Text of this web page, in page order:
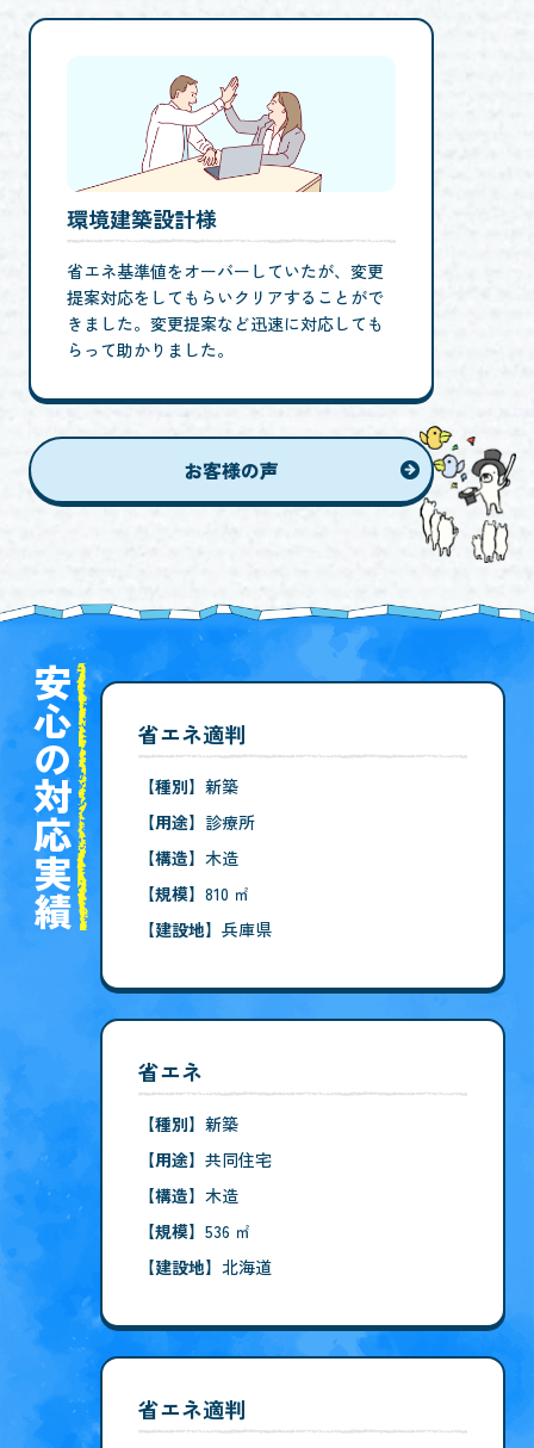
環境建築設計様
省エネ基準値をオーバーしていたが、変更
提案対応をしてもらいクリアすることがで
きました。変更提案など迅速に対応しても
らって助かりました。
お客様の声
安心の対応実績 省エネ適判
【種別】 新築
【用途】 診療所
【構造】 木造
【規模】 810 ㎡
【建設地】 兵庫県
省エネ
【種別】 新築
【用途】 共同住宅
【構造】 木造
【規模】 536 ㎡
【建設地】 北海道
省エネ適判